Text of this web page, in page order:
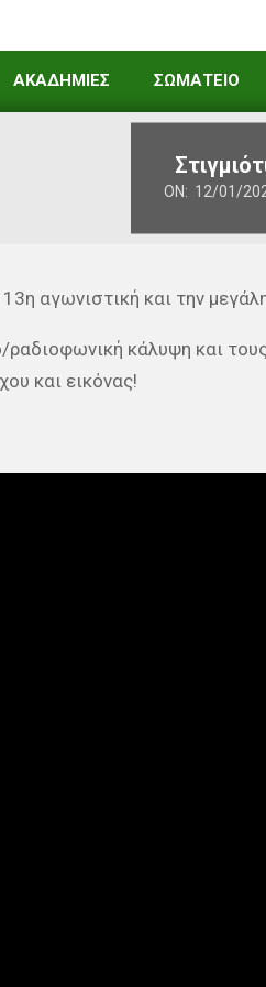
ΑΚΑΔΗΜΙΕΣ ΣΩΜΑΤΕΙΟ
ON: 12/01/
αγωνιστική και την
ραδιοφωνική κάλυψη και
και εικόνας!